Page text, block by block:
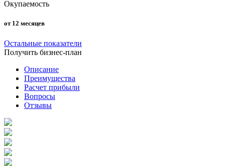
Окупаемость
от 12 месяцев
Остальные показатели
Получить бизнес-план
Описание
Преимущества
Расчет прибыли
Вопросы
Отзывы